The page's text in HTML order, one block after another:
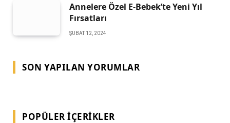
Annelere Özel E-Bebek’te Yeni Yıl
Fırsatları
ŞUBAT 12, 2024
SON YAPILAN YORUMLAR
POPÜLER İÇERIKLER